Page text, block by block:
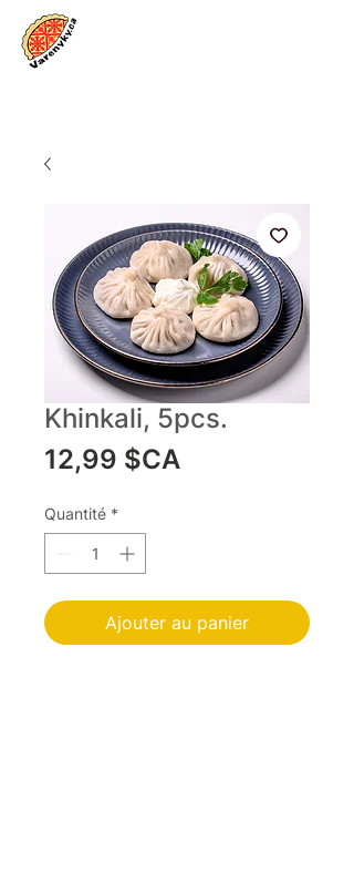
Khinkali, 5pcs.
12,99 $CAPrix
Quantité *
Ajouter au panier